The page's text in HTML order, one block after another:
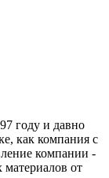
году и давно
как компания с
компании -
материалов от